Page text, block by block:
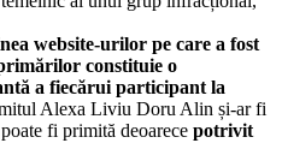
website-urilor pe care a fost
constituie o
a fiecărui participant la
Alexa Liviu Doru Alin și-ar fi
fi primită deoarece potrivit